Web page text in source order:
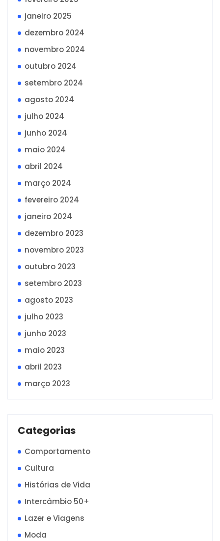
janeiro 2025
dezembro 2024
novembro 2024
outubro 2024
setembro 2024
agosto 2024
julho 2024
junho 2024
maio 2024
abril 2024
março 2024
fevereiro 2024
janeiro 2024
dezembro 2023
novembro 2023
outubro 2023
setembro 2023
agosto 2023
julho 2023
junho 2023
maio 2023
abril 2023
março 2023
Categorias
Comportamento
Cultura
Histórias de Vida
Intercâmbio 50+
Lazer e Viagens
Moda